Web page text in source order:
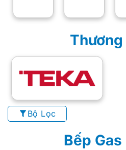
Bộ Lọc
Bếp Gas